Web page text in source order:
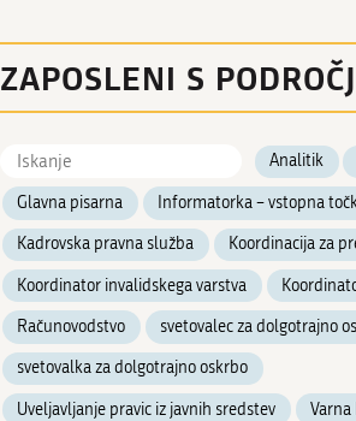
ZAPOSLENI S
Analitik
Glavna pisarna Informatorka – vstopna
Kadrovska pravna služba Koordinacija za
Koordinator invalidskega varstva
Računovodstvo svetovalec za dolgotrajno
svetovalka za dolgotrajno oskrbo
Uveljavljanje pravic iz javnih sredstev Varna